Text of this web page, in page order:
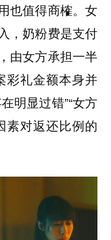
也值得商榷。女
，奶粉费是支付
由女方承担一半
彩礼金额本身并
明显过错”“女方
素对返还比例的